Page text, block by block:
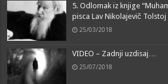
5. Odlomak iz knjige
pisca Lav Nikolajevič Tolstoj
25/03/2018
VIDEO – Zadnji uzdisaj…
25/07/2018